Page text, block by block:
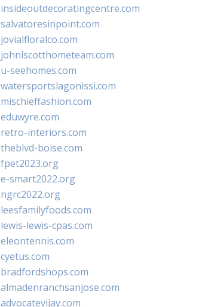
insideoutdecoratingcentre.com
salvatoresinpoint.com
jovialfloralco.com
johnlscotthometeam.com
u-seehomes.com
watersportslagonissi.com
mischieffashion.com
eduwyre.com
retro-interiors.com
theblvd-boise.com
fpet2023.org
e-smart2022.org
ngrc2022.org
leesfamilyfoods.com
lewis-lewis-cpas.com
eleontennis.com
cyetus.com
bradfordshops.com
almadenranchsanjose.com
advocatevijay.com